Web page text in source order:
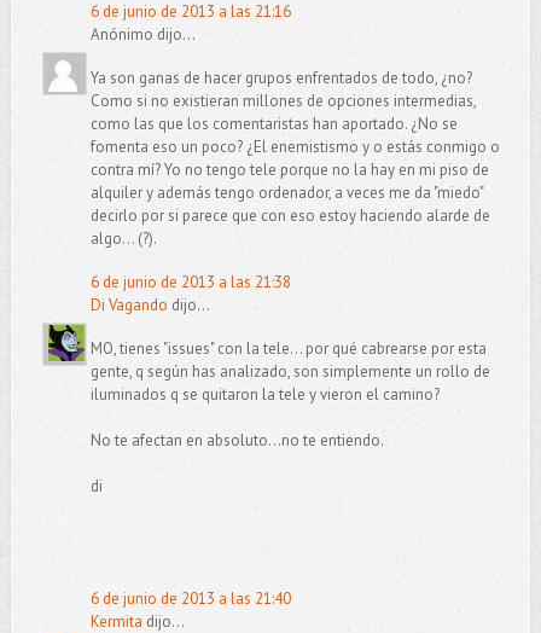
6 de junio de 2013 a las 21:16
Anónimo dijo...
Ya son ganas de hacer grupos enfrentados de todo, ¿no?
Como si no existieran millones de opciones intermedias,
como las que los comentaristas han aportado. ¿No se
fomenta eso un poco? ¿El enemistismo y o estás conmigo o
contra mí? Yo no tengo tele porque no la hay en mi piso de
alquiler y además tengo ordenador, a veces me da "miedo"
decirlo por si parece que con eso estoy haciendo alarde de
algo... (?).
6 de junio de 2013 a las 21:38
Di Vagando dijo...
MO, tienes "issues" con la tele... por qué cabrearse por esta
gente, q según has analizado, son simplemente un rollo de
iluminados q se quitaron la tele y vieron el camino?
No te afectan en absoluto...no te entiendo.
di
6 de junio de 2013 a las 21:40
Kermita dijo...